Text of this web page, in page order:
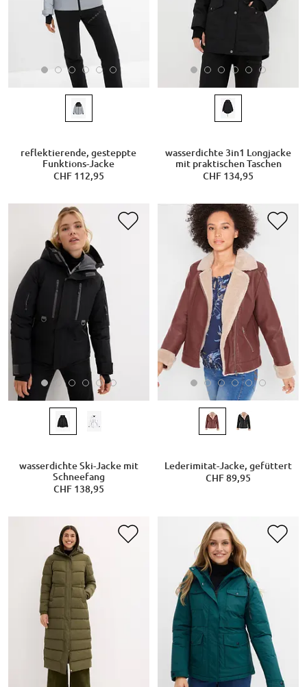
reflektierende, gesteppte
Funktions-Jacke
CHF 112,95
wasserdichte 3in1 Longjacke
mit praktischen Taschen
CHF 134,95
wasserdichte Ski-Jacke mit
Schneefang
CHF 138,95
Lederimitat-Jacke, gefüttert
CHF 89,95